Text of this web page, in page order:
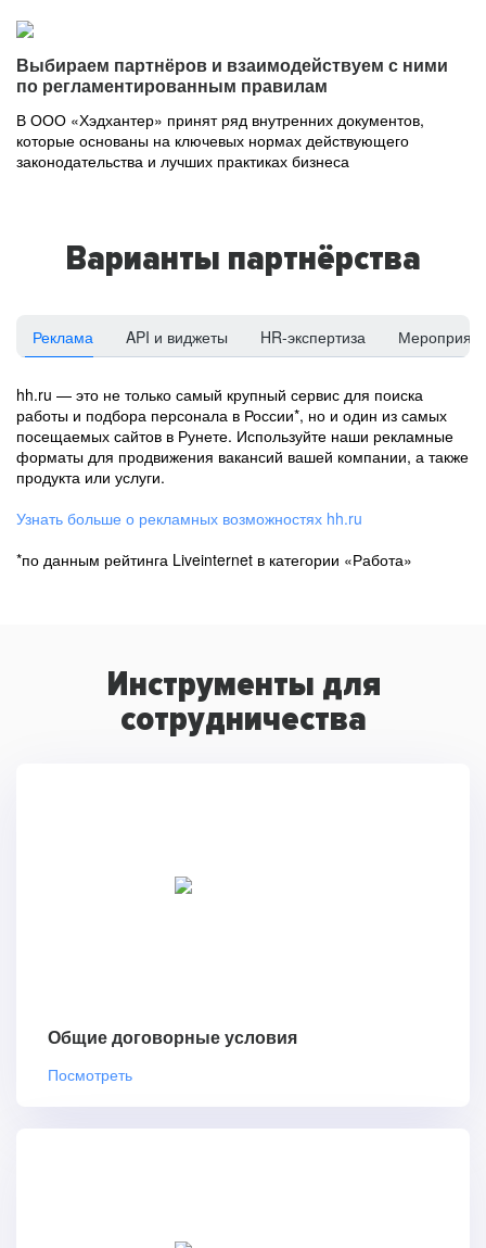
Выбираем партнёров и взаимодействуем с ними
по регламентированным правилам
В ООО «Хэдхантер» принят ряд внутренних документов,
которые основаны на ключевых нормах действующего
законодательства и лучших практиках бизнеса
Варианты партнёрства
Реклама API и виджеты HR-экспертиза
hh.ru — это не только самый крупный сервис для поиска
работы и подбора персонала в России*, но и один из самых
посещаемых сайтов в Рунете. Используйте наши рекламные
форматы для продвижения вакансий вашей компании, а также
продукта или услуги.
Узнать больше о рекламных возможностях hh.ru
*по данным рейтинга Liveinternet в категории «Работа»
Инструменты для
сотрудничества
Общие договорные условия
Посмотреть